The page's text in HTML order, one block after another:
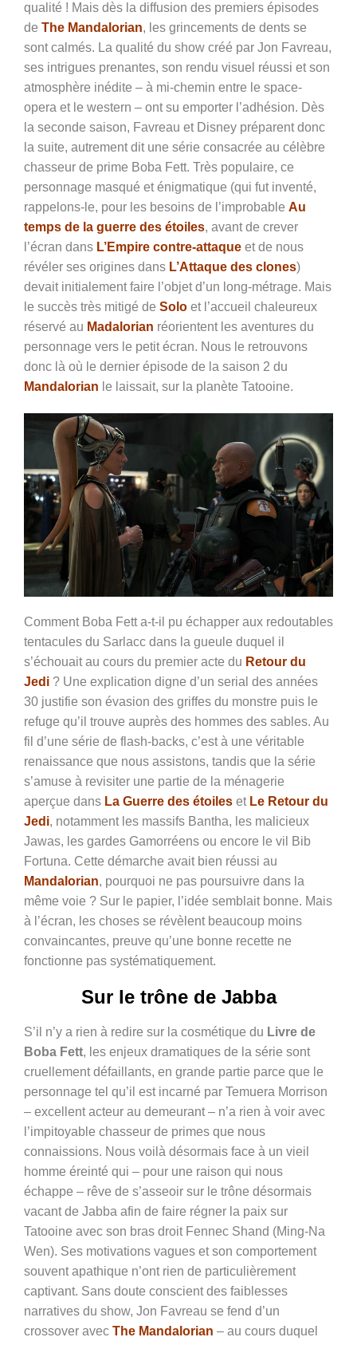
qualité ! Mais dès la diffusion des premiers épisodes
de The Mandalorian, les grincements de dents se
sont calmés. La qualité du show créé par Jon Favreau,
ses intrigues prenantes, son rendu visuel réussi et son
atmosphère inédite – à mi-chemin entre le space-
opera et le western – ont su emporter l’adhésion. Dès
la seconde saison, Favreau et Disney préparent donc
la suite, autrement dit une série consacrée au célèbre
chasseur de prime Boba Fett. Très populaire, ce
personnage masqué et énigmatique (qui fut inventé,
rappelons-le, pour les besoins de l’improbable Au
temps de la guerre des étoiles, avant de crever
l’écran dans L’Empire contre-attaque et de nous
révéler ses origines dans L’Attaque des clones)
devait initialement faire l’objet d’un long-métrage. Mais
le succès très mitigé de Solo et l’accueil chaleureux
réservé au Madalorian réorientent les aventures du
personnage vers le petit écran. Nous le retrouvons
donc là où le dernier épisode de la saison 2 du
Mandalorian le laissait, sur la planète Tatooine.
Comment Boba Fett a-t-il pu échapper aux redoutables
tentacules du Sarlacc dans la gueule duquel il
s’échouait au cours du premier acte du Retour du
Jedi ? Une explication digne d’un serial des années
30 justifie son évasion des griffes du monstre puis le
refuge qu’il trouve auprès des hommes des sables. Au
fil d’une série de flash-backs, c’est à une véritable
renaissance que nous assistons, tandis que la série
s’amuse à revisiter une partie de la ménagerie
aperçue dans La Guerre des étoiles et Le Retour du
Jedi, notamment les massifs Bantha, les malicieux
Jawas, les gardes Gamorréens ou encore le vil Bib
Fortuna. Cette démarche avait bien réussi au
Mandalorian, pourquoi ne pas poursuivre dans la
même voie ? Sur le papier, l’idée semblait bonne. Mais
à l’écran, les choses se révèlent beaucoup moins
convaincantes, preuve qu’une bonne recette ne
fonctionne pas systématiquement.
Sur le trône de Jabba
S’il n’y a rien à redire sur la cosmétique du Livre de
Boba Fett, les enjeux dramatiques de la série sont
cruellement défaillants, en grande partie parce que le
personnage tel qu’il est incarné par Temuera Morrison
– excellent acteur au demeurant – n’a rien à voir avec
l’impitoyable chasseur de primes que nous
connaissions. Nous voilà désormais face à un vieil
homme éreinté qui – pour une raison qui nous
échappe – rêve de s’asseoir sur le trône désormais
vacant de Jabba afin de faire régner la paix sur
Tatooine avec son bras droit Fennec Shand (Ming-Na
Wen). Ses motivations vagues et son comportement
souvent apathique n’ont rien de particulièrement
captivant. Sans doute conscient des faiblesses
narratives du show, Jon Favreau se fend d’un
crossover avec The Mandalorian – au cours duquel